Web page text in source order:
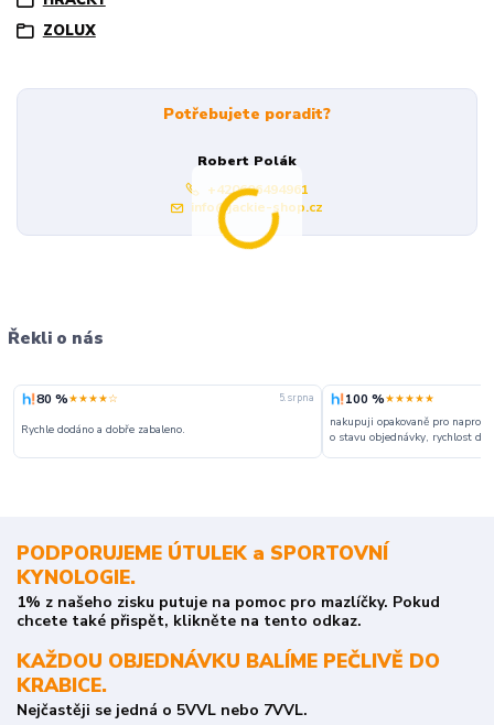
ZOLUX
Potřebujete poradit?
Robert Polák
+420606494961
info@jackie-shop.cz
Řekli o nás
80 %★★★★☆ 5. srpna
Rychle dodáno a dobře zabaleno.
100 %★★★★★
nakupuji opakovaně pro
o stavu objednávky, rychlost
PODPORUJEME ÚTULEK a SPORTOVNÍ
KYNOLOGIE.
1% z našeho zisku putuje na pomoc pro mazlíčky. Pokud
chcete také přispět, klikněte na tento odkaz.
KAŽDOU OBJEDNÁVKU BALÍME PEČLIVĚ DO
KRABICE.
Nejčastěji se jedná o 5VVL nebo 7VVL.